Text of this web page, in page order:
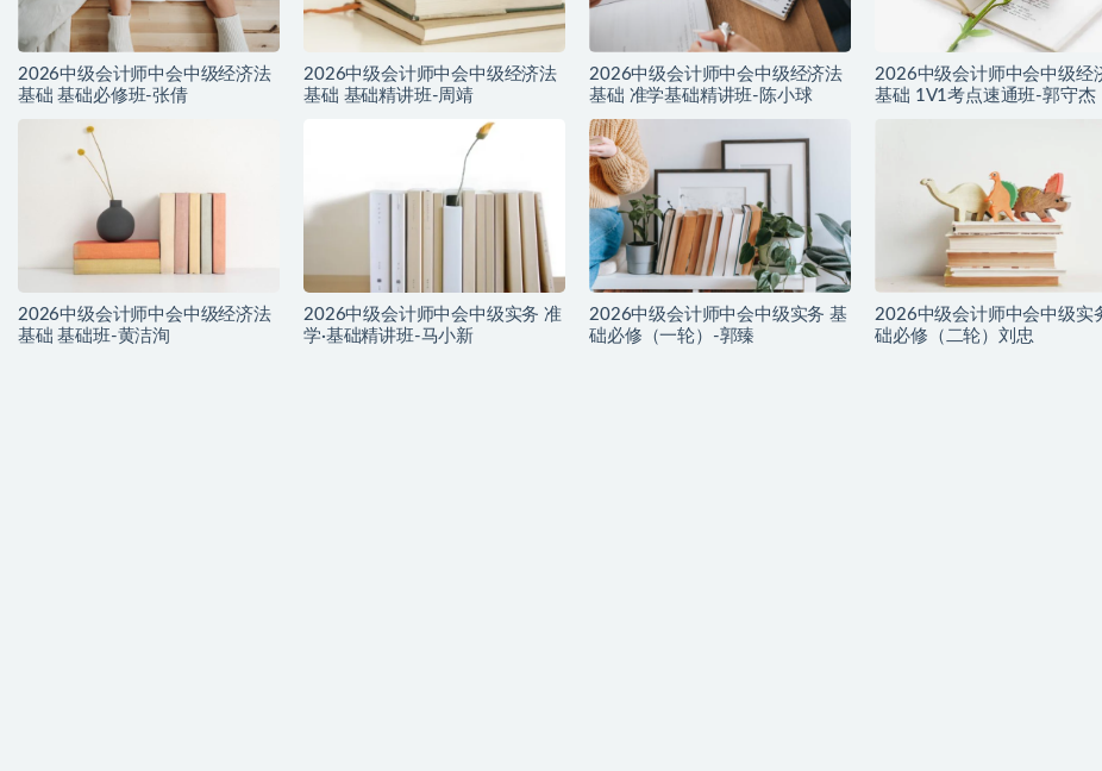
2026中级会计师中会中级经济法
基础 基础必修班-张倩
2026中级会计师中会中级经济法
基础 基础精讲班-周靖
2026中级会计师中会中级经济法
基础 准学基础精讲班-陈小球
2026中级会计师中会中级经
基础 1V1考点速通班-郭守杰
2026中级会计师中会中级经济法
基础 基础班-黄洁洵
2026中级会计师中会中级实务 准
学·基础精讲班-马小新
2026中级会计师中会中级实务 基
础必修（一轮）-郭臻
2026中级会计师中会中级实
础必修（二轮）刘忠